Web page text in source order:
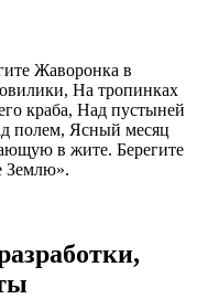
Жаворонка в
На тропинках
краба, Над пустыней
полем, Ясный месяц
в жите. Берегите
Землю».